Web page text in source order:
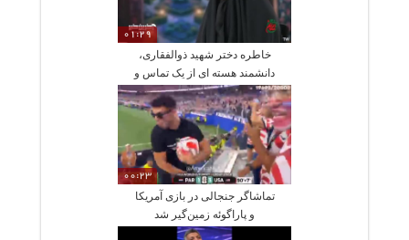
01:29
خاطره دختر شهید ذوالفقاری،
دانشمند هسته ای از یک تماس و
تهدید به ترور
00:23
تماشاگر جنجالی در بازی آمریکا
و پاراگوئه زمین‌گیر شد